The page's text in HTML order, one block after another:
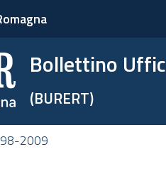
Bollettino
(BURERT)
2009